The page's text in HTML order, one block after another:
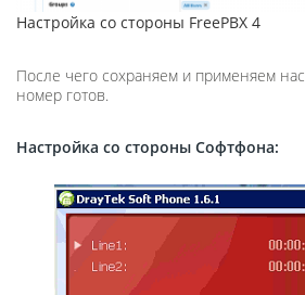
Настройка со стороны FreePBX 4
После чего сохраняем и применяем
номер готов.
Настройка со стороны Софтфона: